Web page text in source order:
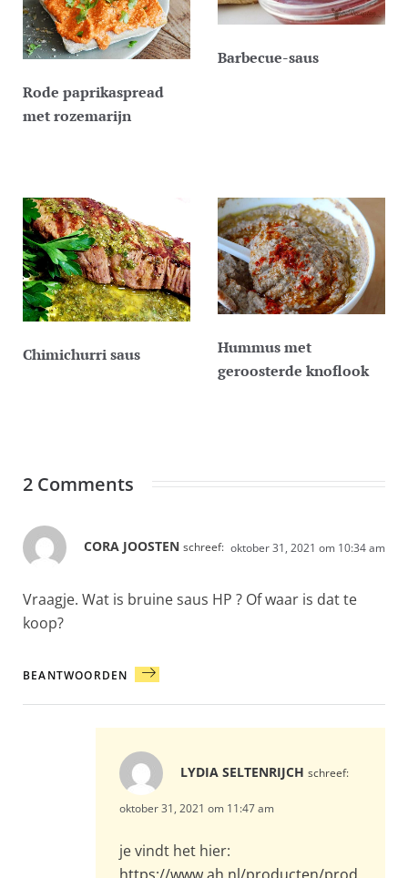
Rode paprikaspread
met rozemarijn
Barbecue-saus
Chimichurri saus
Hummus met
geroosterde knoflook
2 Comments
CORA JOOSTEN schreef: oktober 31, 2021 om 10:34 am
Vraagje. Wat is bruine saus HP ? Of waar is dat te
koop?
BEANTWOORDEN
LYDIA SELTENRIJCH schreef:
oktober 31, 2021 om 11:47 am
je vindt het hier: